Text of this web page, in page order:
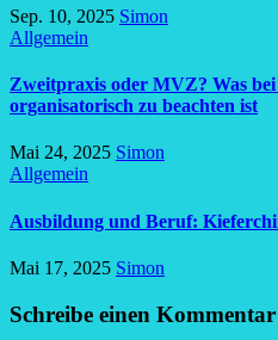
Sep. 10, 2025 Simon
Allgemein
Zweitpraxis oder MVZ? Was
organisatorisch zu beachten ist
Mai 24, 2025 Simon
Allgemein
Ausbildung und Beruf:
Mai 17, 2025 Simon
Schreibe einen Kommentar